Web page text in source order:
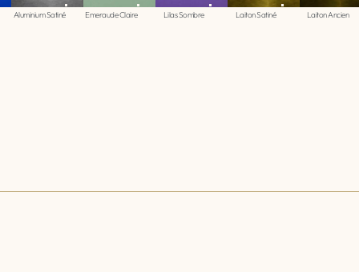
Aluminium Satiné Emeraude Claire Lilas Sombre Laiton Satiné Laiton Ancien